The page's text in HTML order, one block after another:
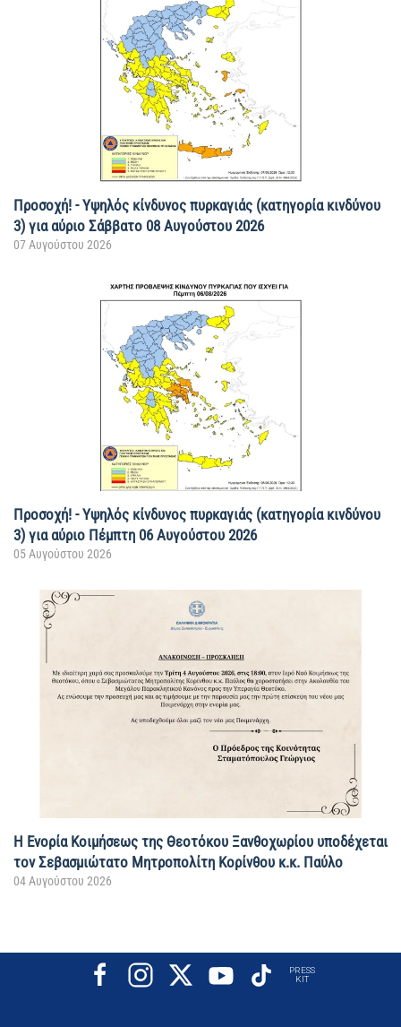
Προσοχή! - Υψηλός κίνδυνος πυρκαγιάς (κατηγορία κινδύνου
3) για αύριο Σάββατο 08 Αυγούστου 2026
07 Αυγούστου 2026
Προσοχή! - Υψηλός κίνδυνος πυρκαγιάς (κατηγορία κινδύνου
3) για αύριο Πέμπτη 06 Αυγούστου 2026
05 Αυγούστου 2026
Η Ενορία Κοιμήσεως της Θεοτόκου Ξανθοχωρίου υποδέχεται
τον Σεβασμιώτατο Μητροπολίτη Κορίνθου κ.κ. Παύλο
04 Αυγούστου 2026
PRESS
KIT